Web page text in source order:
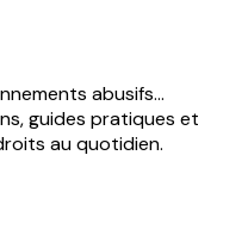
abusifs...
guides pratiques et
au quotidien.